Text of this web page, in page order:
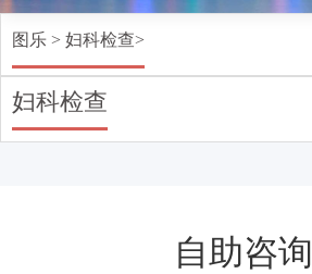
图乐 >妇科检查>
妇科检查
自助咨询